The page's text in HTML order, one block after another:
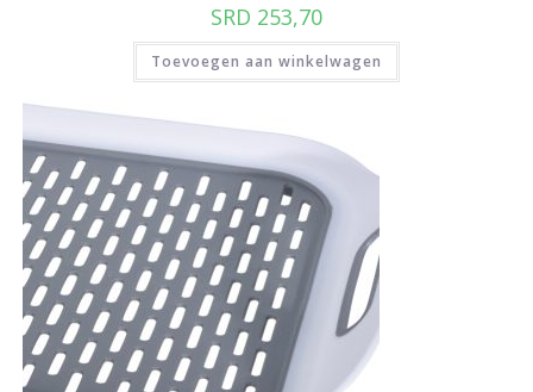
SRD 253,70
Toevoegen aan winkelwagen